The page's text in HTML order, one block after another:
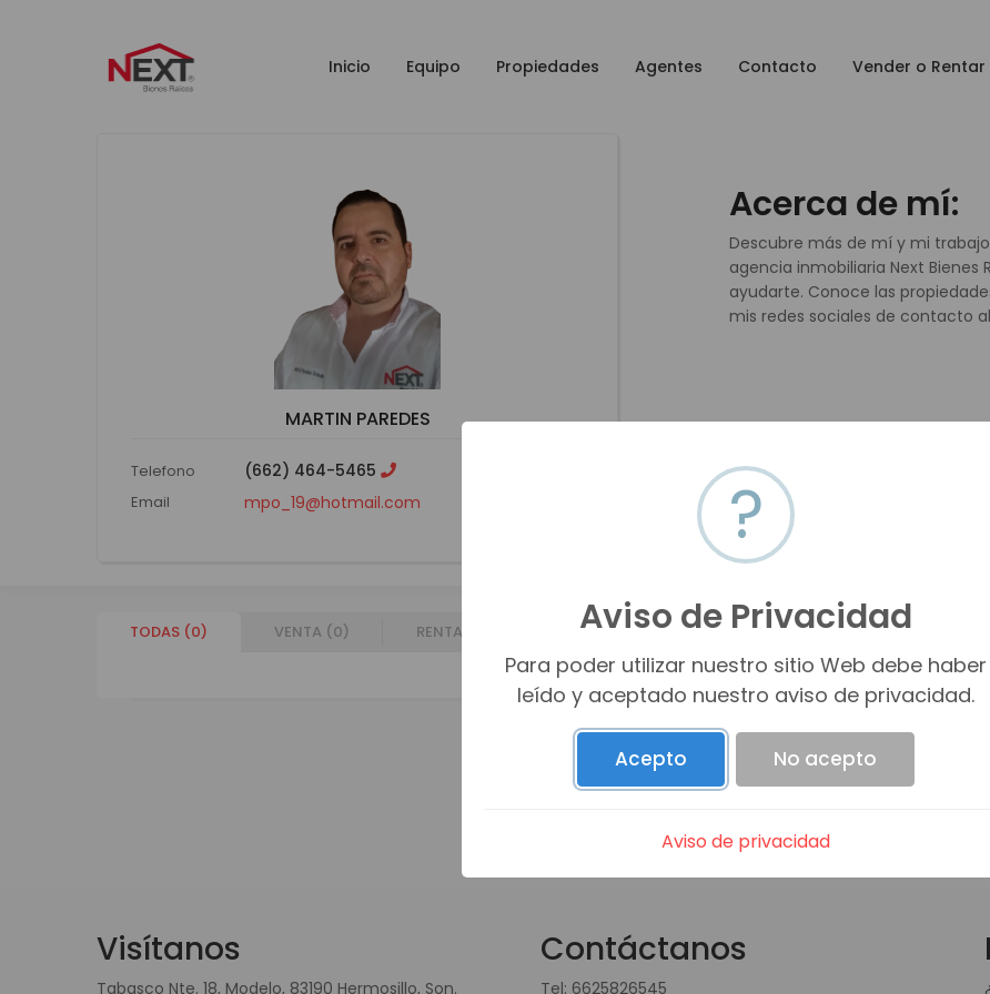
Inicio Equipo Propiedades Agentes Contacto Vender o Rentar
MARTIN PAREDES
Telefono (662) 464-5465
Email mpo_19@hotmail.com
Acerca de mí:
Descubre más de mí y mi
agencia inmobiliaria Next
ayudarte. Conoce las
mis redes sociales de contacto
TODAS (0) VENTA (0) RENTA ( PROMESA C/V ( )
Visítanos
Tabasco Nte. 18, Modelo, 83190 Hermosillo, Son.
Contáctanos
Tel: 6625826545
?
Aviso de Privacidad
Para poder utilizar nuestro sitio Web debe haber
leído y aceptado nuestro aviso de privacidad.
Acepto No acepto
Aviso de privacidad